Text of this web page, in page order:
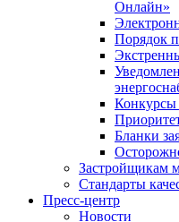
Онлайн»
Порядок
Конкурсы
Бланки
Застройщикам
Стандарты
Пресс-центр
Новости